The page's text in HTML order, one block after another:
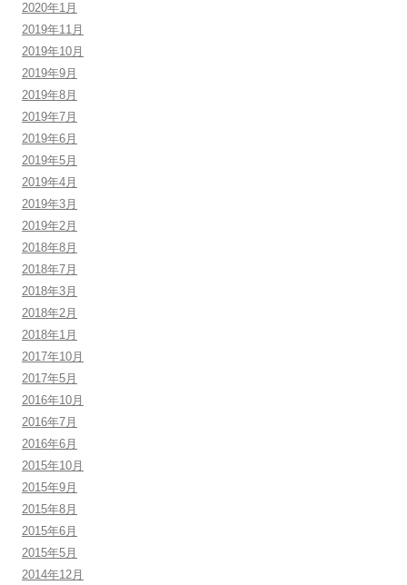
2020年1月
2019年11月
2019年10月
2019年9月
2019年8月
2019年7月
2019年6月
2019年5月
2019年4月
2019年3月
2019年2月
2018年8月
2018年7月
2018年3月
2018年2月
2018年1月
2017年10月
2017年5月
2016年10月
2016年7月
2016年6月
2015年10月
2015年9月
2015年8月
2015年6月
2015年5月
2014年12月